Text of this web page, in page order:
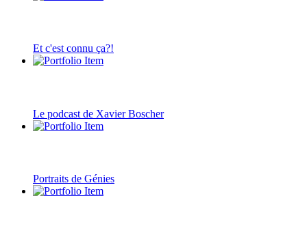
Et c'est connu ça?!
Le podcast de Xavier Boscher
Portraits de Génies